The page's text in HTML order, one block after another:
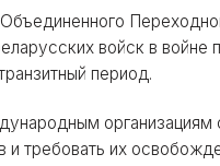
войск в войне
период.
требовать их